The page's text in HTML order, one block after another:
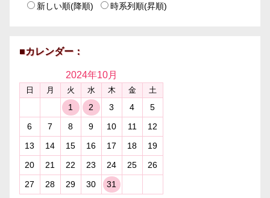
新しい順(降順) 時系列順(昇順)
■カレンダー：
2024年10月
日 月 火 水 木 金 土
1 2 3 4
5
6
7 8 9 10 11
12
13
14 15 16 17 18
19
20
21 22 23 24 25
26
27
28 29 30 31